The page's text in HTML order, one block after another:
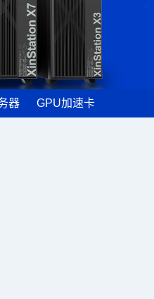
器 GPU加速卡